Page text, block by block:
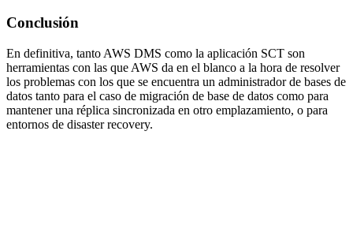
Conclusión
En definitiva, tanto AWS DMS como la aplicación SCT son
herramientas con las que AWS da en el blanco a la hora de resolver
los problemas con los que se encuentra un administrador de bases de
datos tanto para el caso de migración de base de datos como para
mantener una réplica sincronizada en otro emplazamiento, o para
entornos de disaster recovery.